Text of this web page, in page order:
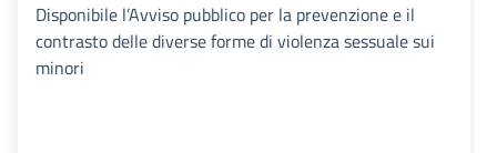
Disponibile l’Avviso pubblico per la prevenzione e il
contrasto delle diverse forme di violenza sessuale sui
minori